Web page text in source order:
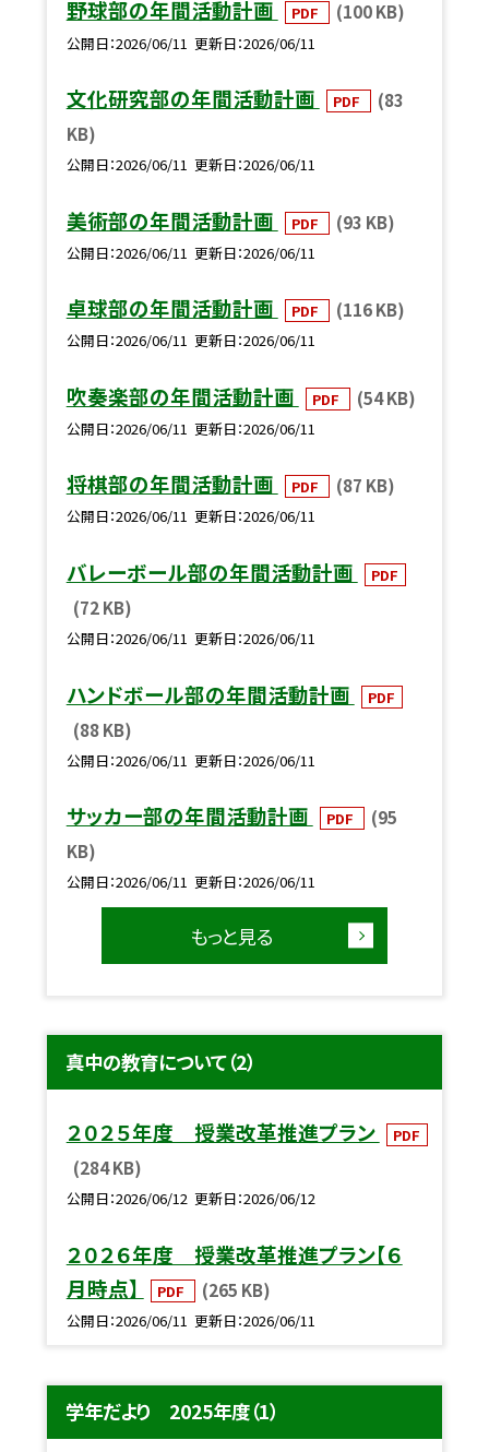
野球部の年間活動計画 PDF (100 KB)
公開日 2026/06/11 更新日 2026/06/11
文化研究部の年間活動計画 PDF
(83
KB)
公開日 2026/06/11 更新日 2026/06/11
美術部の年間活動計画 PDF (93 KB)
公開日 2026/06/11 更新日 2026/06/11
卓球部の年間活動計画 PDF (116 KB)
公開日 2026/06/11 更新日 2026/06/11
吹奏楽部の年間活動計画 PDF (54 KB)
公開日 2026/06/11 更新日 2026/06/11
将棋部の年間活動計画 PDF (87 KB)
公開日 2026/06/11 更新日 2026/06/11
バレーボール部の年間活動計画 PDF
(72 KB)
公開日 2026/06/11 更新日 2026/06/11
ハンドボール部の年間活動計画 PDF
(88 KB)
公開日 2026/06/11 更新日 2026/06/11
サッカー部の年間活動計画 PDF
(95
KB)
公開日 2026/06/11 更新日 2026/06/11
もっと見る
真中の教育について（2）
２０２５年度 授業改革推進プラン PDF
(284 KB)
公開日 2026/06/12 更新日 2026/06/12
２０２６年度 授業改革推進プラン【６
月時点】
PDF (265 KB)
公開日 2026/06/11 更新日 2026/06/11
学年だより 2025年度（1）